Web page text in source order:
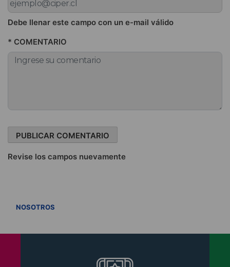
Debe llenar este campo con un e-mail válido
* COMENTARIO
Revise los campos nuevamente
NOSOTROS